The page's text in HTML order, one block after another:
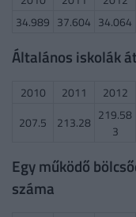
34.989 37.604 34.064
Általános iskolák
2010 2011 2012
207.5
213.28 219.58
3
Egy működő
száma